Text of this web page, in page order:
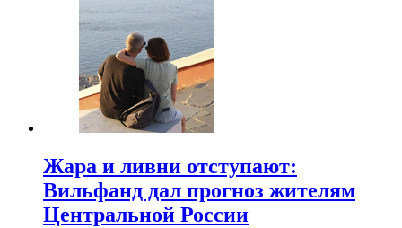
Жара и ливни отступают:
Вильфанд дал прогноз жителям
Центральной России